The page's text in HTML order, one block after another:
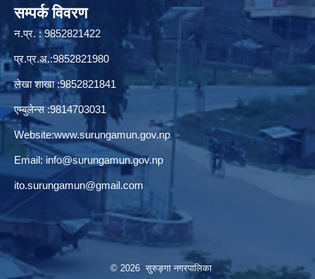
सम्पर्क विवरण
न.प्र. : 9852821422
प्र.प्र.अ.:9852821980
लेखा शाखा :9852821841
एम्बुलेन्स :9814703031
Website:www.surungamun.gov.np
Email: info@surungamun.gov.np
ito.surungamun@gmail.com
© 2026 सुरुङ्‍गा नगरपालिका